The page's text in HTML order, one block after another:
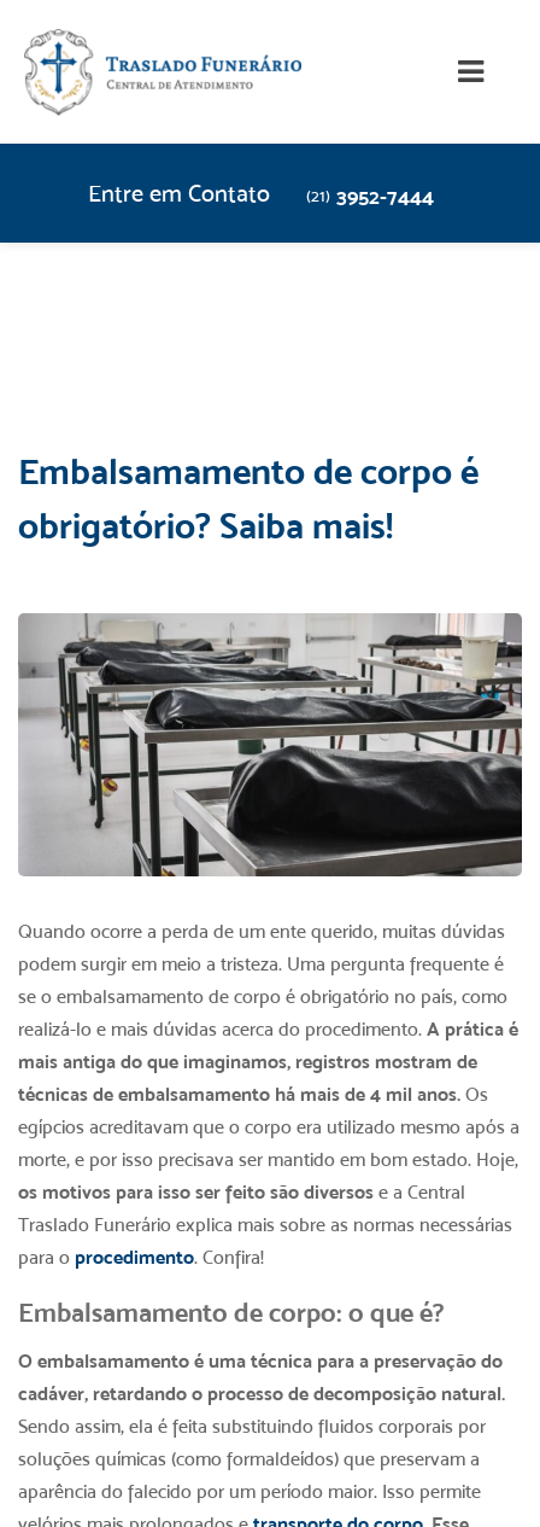
Entre em Contato (21) 3952-7444
Embalsamamento de corpo é
obrigatório? Saiba mais!
Quando ocorre a perda de um ente querido, muitas dúvidas
podem surgir em meio a tristeza. Uma pergunta frequente é
se o embalsamamento de corpo é obrigatório no país, como
realizá-lo e mais dúvidas acerca do procedimento. A prática é
mais antiga do que imaginamos, registros mostram de
técnicas de embalsamamento há mais de 4 mil anos. Os
egípcios acreditavam que o corpo era utilizado mesmo após a
morte, e por isso precisava ser mantido em bom estado. Hoje,
os motivos para isso ser feito são diversos e a Central
Traslado Funerário explica mais sobre as normas necessárias
para o procedimento. Confira!
Embalsamamento de corpo: o que é?
O embalsamamento é uma técnica para a preservação do
cadáver, retardando o processo de decomposição natural.
Sendo assim, ela é feita substituindo fluidos corporais por
soluções químicas (como formaldeídos) que preservam a
aparência do falecido por um período maior. Isso permite